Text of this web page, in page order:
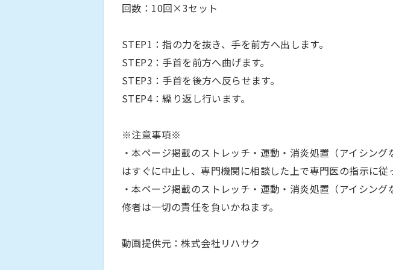
回数：10回×3セット
STEP1：指の力を抜き、手を前方へ出します。
STEP2：手首を前方へ曲げます。
STEP3：手首を後方へ反らせます。
STEP4：繰り返し行います。
※注意事項※
・本ページ掲載のストレッチ・運動・消炎処置（アイシン
はすぐに中止し、専門機関に相談した上で専門医の指示に従
・本ページ掲載のストレッチ・運動・消炎処置（アイシン
修者は一切の責任を負いかねます。
動画提供元：株式会社リハサク